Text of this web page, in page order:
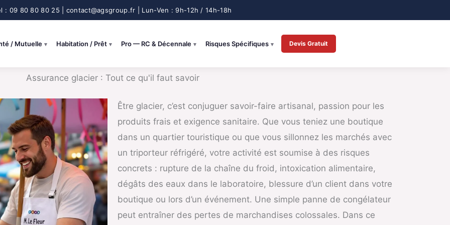
/ Mutuelle Habitation / Prêt Pro — RC & Décennale Risques Spécifiques Devis Gratuit
Assurance glacier : Tout ce qu'il faut savoir
Être glacier, c’est conjuguer savoir-faire artisanal, passion pour les
produits frais et exigence sanitaire. Que vous teniez une boutique
dans un quartier touristique ou que vous sillonnez les marchés avec
un triporteur réfrigéré, votre activité est soumise à des risques
concrets : rupture de la chaîne du froid, intoxication alimentaire,
dégâts des eaux dans le laboratoire, blessure d’un client dans votre
boutique ou lors d’un événement. Une simple panne de congélateur
peut entraîner des pertes de marchandises colossales. Dans ce